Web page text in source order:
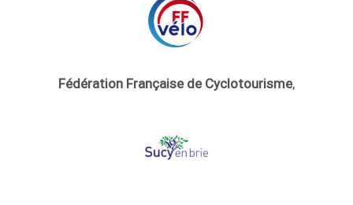
Fédération Française de Cyclotourisme,